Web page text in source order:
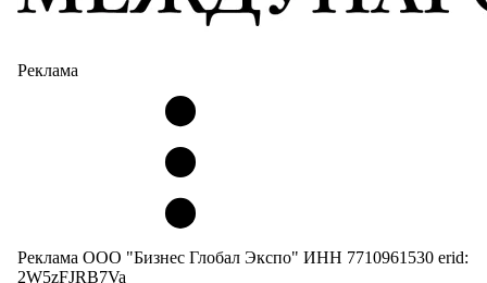
Реклама
Реклама ООО "Бизнес Глобал Экспо" ИНН 7710961530 erid:
2W5zFJRB7Va